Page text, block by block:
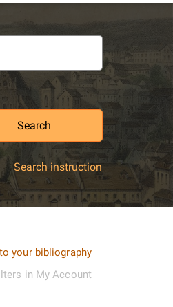
Search
Search instruction
your bibliography
in My Account